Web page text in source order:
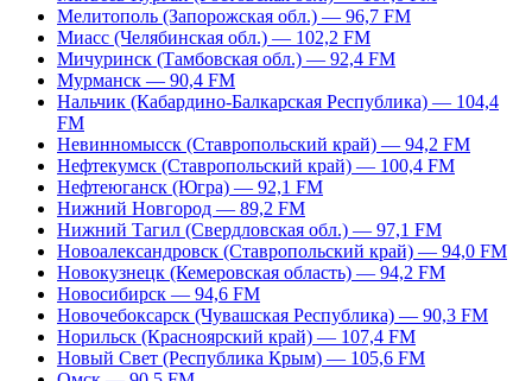
Мелитополь (Запорожская обл.) — 96,7 FM
Миасс (Челябинская обл.) — 102,2 FM
Мичуринск (Тамбовская обл.) — 92,4 FM
Мурманск — 90,4 FM
Нальчик (Кабардино-Балкарская Республика) — 104,4
FM
Невинномысск (Ставропольский край) — 94,2 FM
Нефтекумск (Ставропольский край) — 100,4 FM
Нефтеюганск (Югра) — 92,1 FM
Нижний Новгород — 89,2 FM
Нижний Тагил (Свердловская обл.) — 97,1 FM
Новоалександровск (Ставропольский край) — 94,0 FM
Новокузнецк (Кемеровская область) — 94,2 FM
Новосибирск — 94,6 FM
Новочебоксарск (Чувашская Республика) — 90,3 FM
Норильск (Красноярский край) — 107,4 FM
Новый Свет (Республика Крым) — 105,6 FM